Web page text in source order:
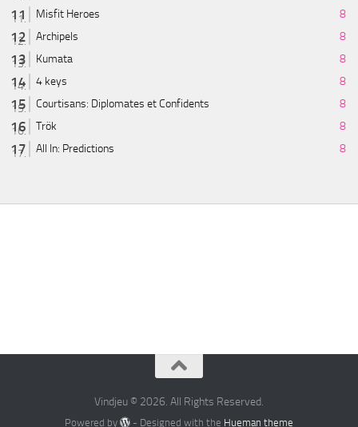
Misfit Heroes
8
Archipels
8
Kumata
8
4 keys
8
Courtisans: Diplomates et Confidents
8
Trök
8
All In: Predictions
8
Vindjeu © 2026. All Rights Reserved.
Powered by - Designed with the Hueman theme